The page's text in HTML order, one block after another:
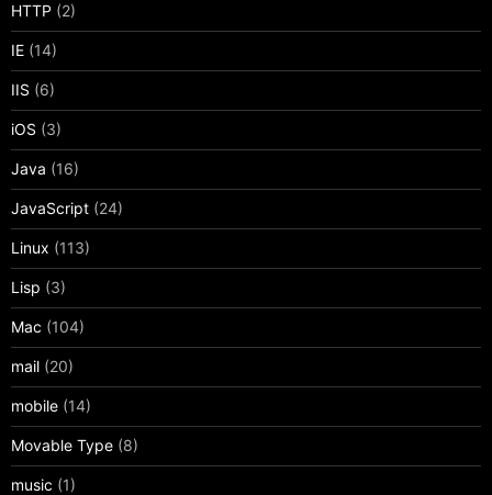
HTTP (2)
IE (14)
IIS (6)
iOS (3)
Java (16)
JavaScript (24)
Linux (113)
Lisp (3)
Mac (104)
mail (20)
mobile (14)
Movable Type (8)
music (1)